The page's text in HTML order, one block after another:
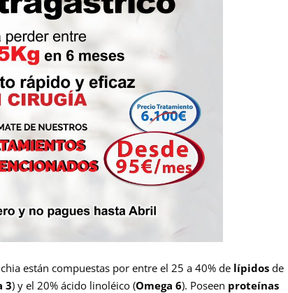
están compuestas por entre el 25 a 40% de lípidos de
3) y el 20% ácido linoléico (Omega 6). Poseen proteínas